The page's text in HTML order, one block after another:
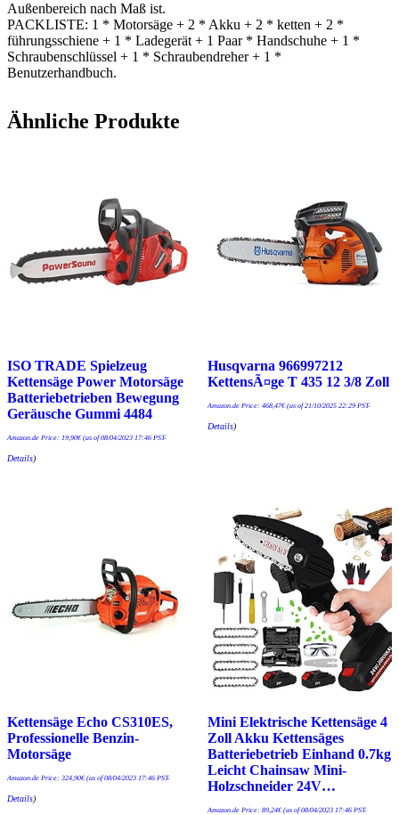
Außenbereich nach Maß ist.
PACKLISTE: 1 * Motorsäge + 2 * Akku + 2 * ketten + 2 *
führungsschiene + 1 * Ladegerät + 1 Paar * Handschuhe + 1 *
Schraubenschlüssel + 1 * Schraubendreher + 1 *
Benutzerhandbuch.
Ähnliche Produkte
ISO TRADE Spielzeug
Kettensäge Power Motorsäge
Batteriebetrieben Bewegung
Geräusche Gummi 4484
Amazon.de Price: 19,90€(as of 08/04/2023 17:46 PST-
Details)
Husqvarna 966997212
KettensÃ¤ge T 435 12 3/8 Zoll
Amazon.de Price: 468,47€(as of 21/10/2025 22:29 PST-
Details)
Kettensäge Echo CS310ES,
Professionelle Benzin-
Motorsäge
Amazon.de Price: 324,90€(as of 08/04/2023 17:46 PST-
Details)
Mini Elektrische Kettensäge 4
Zoll Akku Kettensäges
Batteriebetrieb Einhand 0.7kg
Leicht Chainsaw Mini-
Holzschneider 24V…
Amazon.de Price: 89,24€(as of 08/04/2023 17:46 PST-